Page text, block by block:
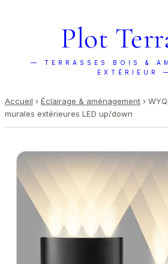
Plot
— TERRASSES BOIS &
EXTÉRIEUR
Accueil › Éclairage & aménagement ›
murales extérieures LED up/down